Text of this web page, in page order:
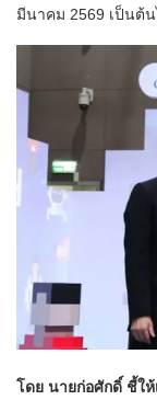
มีนาคม 2569 เป็นต้น
โดย นายก่อศักดิ์ ชี้ใ